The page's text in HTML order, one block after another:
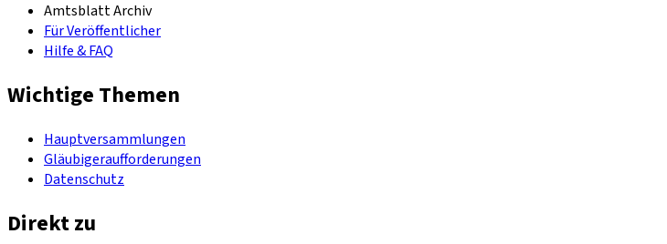
Amtsblatt Archiv
Für Veröffentlicher
Hilfe & FAQ
Wichtige Themen
Hauptversammlungen
Gläubigeraufforderungen
Datenschutz
Direkt zu